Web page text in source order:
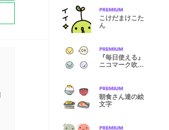
こけだまけこた
ん
『毎日使える』
ニコマーク吹き
朝食さん達の絵
文字